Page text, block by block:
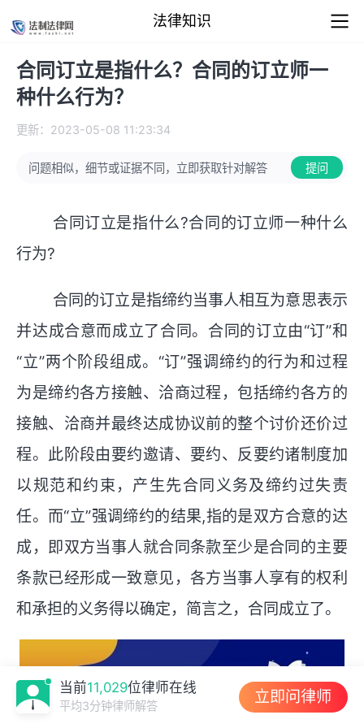
法律知识
合同订立是指什么？合同的订立师一
种什么行为？
更新：2023-05-08 11:23:34
问题相似，细节或证据不同，立即获取针对解答 提问
合同订立是指什么?合同的订立师一种什么
行为?
合同的订立是指缔约当事人相互为意思表示
并达成合意而成立了合同。合同的订立由“订”和
“立”两个阶段组成。“订”强调缔约的行为和过程
为是缔约各方接触、洽商过程，包括缔约各方的
接触、洽商并最终达成协议前的整个讨价还价过
程。此阶段由要约邀请、要约、反要约诸制度加
以规范和约束，产生先合同义务及缔约过失责
任。而“立”强调缔约的结果,指的是双方合意的达
成，即双方当事人就合同条款至少是合同的主要
条款已经形成一致意见，各方当事人享有的权利
和承担的义务得以确定，简言之，合同成立了。
当前11,029位律师在线
平均3分钟律师解答 立即问律师